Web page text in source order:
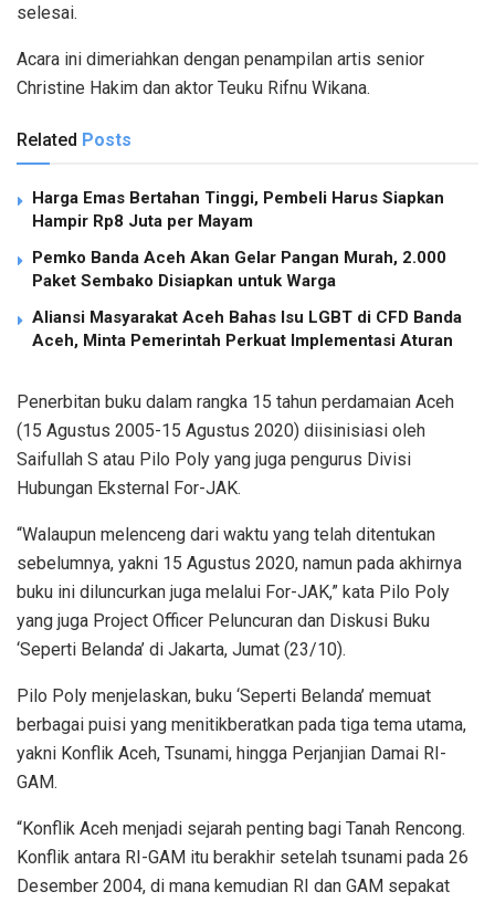
selesai.
Acara ini dimeriahkan dengan penampilan artis senior
Christine Hakim dan aktor Teuku Rifnu Wikana.
Related Posts
Harga Emas Bertahan Tinggi, Pembeli Harus Siapkan
Hampir Rp8 Juta per Mayam
Pemko Banda Aceh Akan Gelar Pangan Murah, 2.000
Paket Sembako Disiapkan untuk Warga
Aliansi Masyarakat Aceh Bahas Isu LGBT di CFD Banda
Aceh, Minta Pemerintah Perkuat Implementasi Aturan
Penerbitan buku dalam rangka 15 tahun perdamaian Aceh
(15 Agustus 2005-15 Agustus 2020) diisinisiasi oleh
Saifullah S atau Pilo Poly yang juga pengurus Divisi
Hubungan Eksternal For-JAK.
“Walaupun melenceng dari waktu yang telah ditentukan
sebelumnya, yakni 15 Agustus 2020, namun pada akhirnya
buku ini diluncurkan juga melalui For-JAK,” kata Pilo Poly
yang juga Project Officer Peluncuran dan Diskusi Buku
‘Seperti Belanda’ di Jakarta, Jumat (23/10).
Pilo Poly menjelaskan, buku ‘Seperti Belanda’ memuat
berbagai puisi yang menitikberatkan pada tiga tema utama,
yakni Konflik Aceh, Tsunami, hingga Perjanjian Damai RI-
GAM.
“Konflik Aceh menjadi sejarah penting bagi Tanah Rencong.
Konflik antara RI-GAM itu berakhir setelah tsunami pada 26
Desember 2004, di mana kemudian RI dan GAM sepakat